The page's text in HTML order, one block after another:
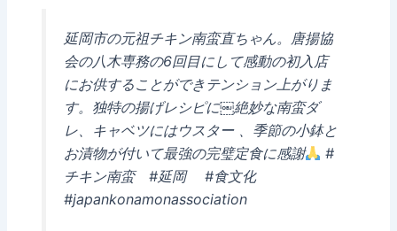
延岡市の元祖チキン南蛮直ちゃん。唐揚協
会の八木専務の6回目にして感動の初入店
にお供することができテンション上がりま
す。独特の揚げレシピに￼絶妙な南蛮ダ
レ、キャベツにはウスター 、季節の小鉢と
お漬物が付いて最強の完璧定食に感謝
#
チキン南蛮 #延岡 #食文化
#japankonamonassociation